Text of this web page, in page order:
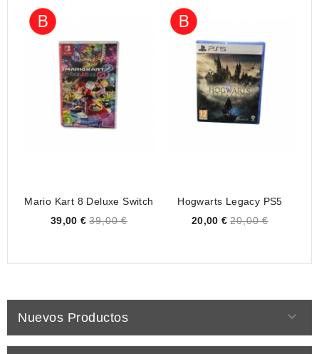
Mario Kart 8 Deluxe Switch
Price
39,00 € 39,00 €
Hogwarts Legacy PS5
Price
20,00 € 20,00 €
Nuevos Productos 